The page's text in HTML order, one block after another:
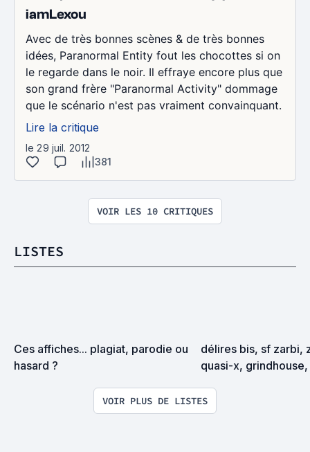
iamLexou
Avec de très bonnes scènes & de très bonnes
idées, Paranormal Entity fout les chocottes si on
le regarde dans le noir. Il effraye encore plus que
son grand frère "Paranormal Activity" dommage
que le scénario n'est pas vraiment convainquant.
Lire la critique
le 29 juil. 2012
381
VOIR LES 10 CRITIQUES
LISTES
Ces affiches... plagiat, parodie ou
hasard ?
délires bis, sf zarbi,
quasi-x,
VOIR PLUS DE LISTES